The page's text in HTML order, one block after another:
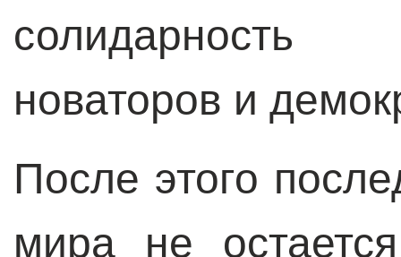
новаторов и
После этого
мира не